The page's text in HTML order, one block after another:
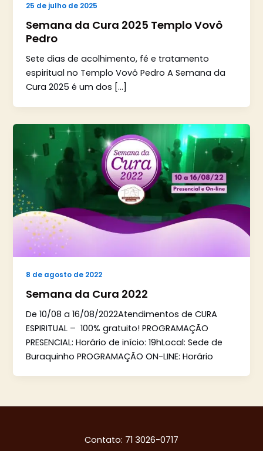
25 de julho de 2025
Semana da Cura 2025 Templo Vovô
Pedro
Sete dias de acolhimento, fé e tratamento
espiritual no Templo Vovô Pedro A Semana da
Cura 2025 é um dos […]
8 de agosto de 2022
Semana da Cura 2022
De 10/08 a 16/08/2022Atendimentos de CURA
ESPIRITUAL – 100% gratuito! PROGRAMAÇÃO
PRESENCIAL: Horário de início: 19hLocal: Sede de
Buraquinho PROGRAMAÇÃO ON-LINE: Horário
Contato: 71 3026-0717